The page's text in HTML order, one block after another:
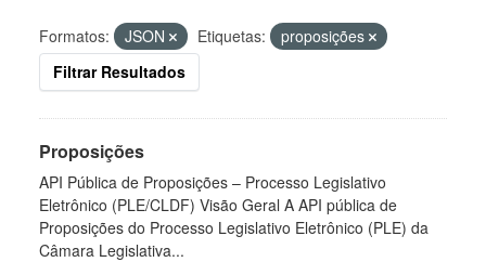
Formatos: JSON Etiquetas:
proposições
Filtrar Resultados
Proposições
API Pública de Proposições – Processo Legislativo
Eletrônico (PLE/CLDF) Visão Geral A API pública de
Proposições do Processo Legislativo Eletrônico (PLE) da
Câmara Legislativa...